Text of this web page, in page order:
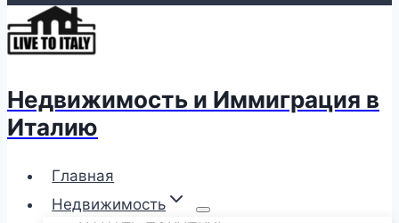
Недвижимость и Иммиграция в
Италию
Главная
Недвижимость